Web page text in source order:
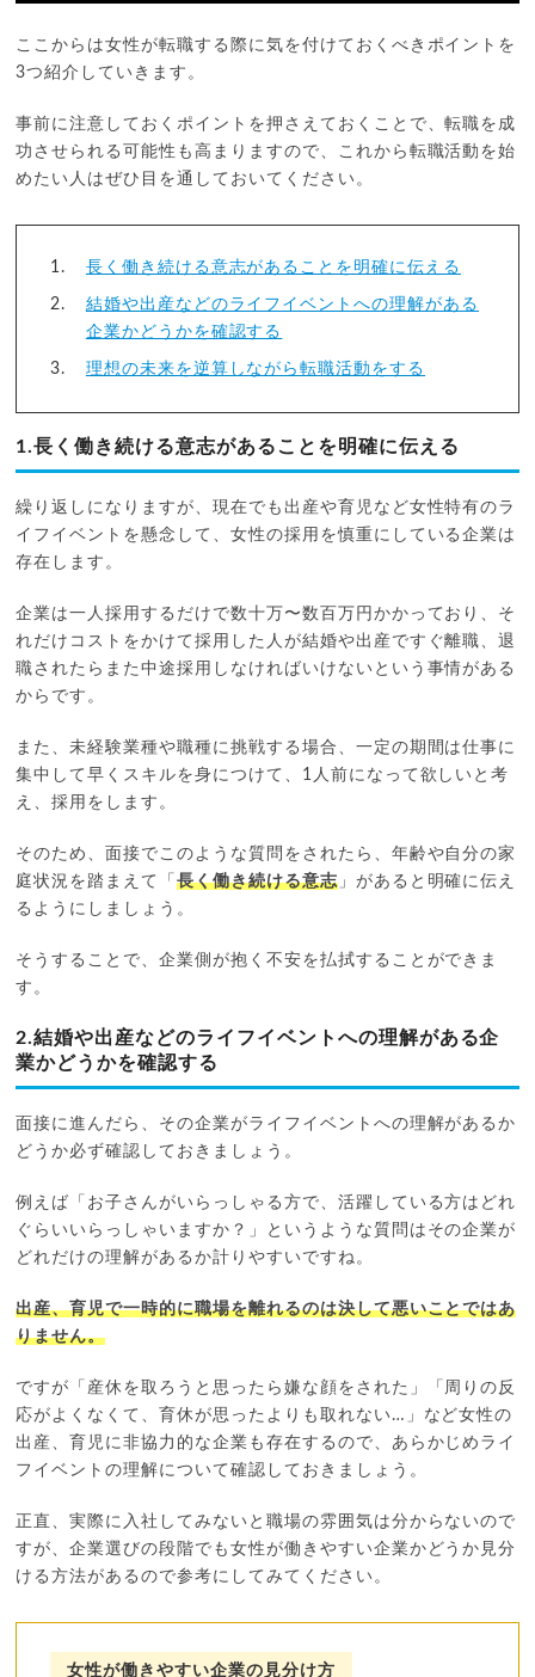
ここからは女性が転職する際に気を付けておくべきポイントを
3つ紹介していきます。
事前に注意しておくポイントを押さえておくことで、転職を成
功させられる可能性も高まりますので、これから転職活動を始
めたい人はぜひ目を通しておいてください。
長く働き続ける意志があることを明確に伝える
結婚や出産などのライフイベントへの理解がある
企業かどうかを確認する
理想の未来を逆算しながら転職活動をする
1.長く働き続ける意志があることを明確に伝える
繰り返しになりますが、現在でも出産や育児など女性特有のラ
イフイベントを懸念して、女性の採用を慎重にしている企業は
存在します。
企業は一人採用するだけで数十万〜数百万円かかっており、そ
れだけコストをかけて採用した人が結婚や出産ですぐ離職、退
職されたらまた中途採用しなければいけないという事情がある
からです。
また、未経験業種や職種に挑戦する場合、一定の期間は仕事に
集中して早くスキルを身につけて、1人前になって欲しいと考
え、採用をします。
そのため、面接でこのような質問をされたら、年齢や自分の家
庭状況を踏まえて「長く働き続ける意志」があると明確に伝え
るようにしましょう。
そうすることで、企業側が抱く不安を払拭することができま
す。
2.結婚や出産などのライフイベントへの理解がある企
業かどうかを確認する
面接に進んだら、その企業がライフイベントへの理解があるか
どうか必ず確認しておきましょう。
例えば「お子さんがいらっしゃる方で、活躍している方はどれ
ぐらいいらっしゃいますか？」というような質問はその企業が
どれだけの理解があるか計りやすいですね。
出産、育児で一時的に職場を離れるのは決して悪いことではあ
りません。
ですが「産休を取ろうと思ったら嫌な顔をされた」「周りの反
応がよくなくて、育休が思ったよりも取れない…」など女性の
出産、育児に非協力的な企業も存在するので、あらかじめライ
フイベントの理解について確認しておきましょう。
正直、実際に入社してみないと職場の雰囲気は分からないので
すが、企業選びの段階でも女性が働きやすい企業かどうか見分
ける方法があるので参考にしてみてください。
女性が働きやすい企業の見分け方